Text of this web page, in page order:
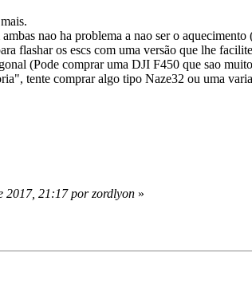
nao ha problema a nao ser o aquecimento
flashar os escs com uma versão que lhe
(Pode comprar uma DJI F450 que sao
tente comprar algo tipo Naze32 ou uma
2017, 21:17 por zordlyon »